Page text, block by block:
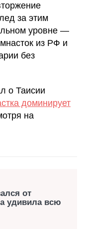
за этим
уровне —
из РФ и
без
о Таисии
доминирует
на
от
удивила всю